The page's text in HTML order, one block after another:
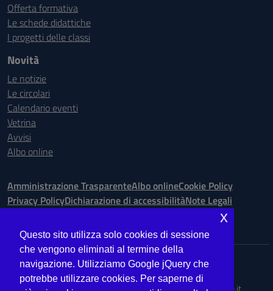
Offerta formativa
Le schede didattiche
I progetti delle classi
Novità
Le notizie
Le circolari
Calendario eventi
Vetrina
Avvisi
Albo online
Amministrazione TrasparenteAlbo onlineCookie Policy
Privacy PolicyDichiarazione di accessibilitàNote Legali
Indirizzo:Via Ugo Bassi is. 148 n. 73 - 98123 Messina
Centralino:090.9012763 Email:MEIS027008@istruzione.it
Posta elettronica certificata (PEC):
meis027008@pec.istruzione.it
Questo sito utilizza solo cookies di sessione
che vengono eliminati al termine della
navigazione. Utilizziamo Google jQuery che
potrebbe utilizzare cookies. Per saperne di
x